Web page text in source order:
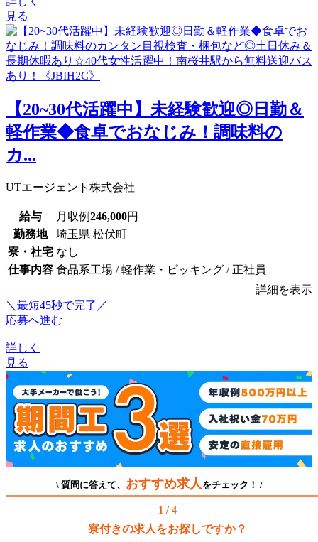
見る
【20~30代活躍中】未経験歓迎◎日勤＆
軽作業◆食卓でおなじみ！調味料の
カ...
UTエージェント株式会社
給与 月収例246,000円
勤務地
埼玉県 松伏町
寮・社宅 なし
仕事内容 食品系工場 / 軽作業・ピッキング / 正社員
詳細を表示
＼最短45秒で完了／
応募へ進む
詳しく
見る
\ 質問に答えて、 おすすめ求人 をチェック！ /
1 / 4
寮付きの求人をお探しですか？